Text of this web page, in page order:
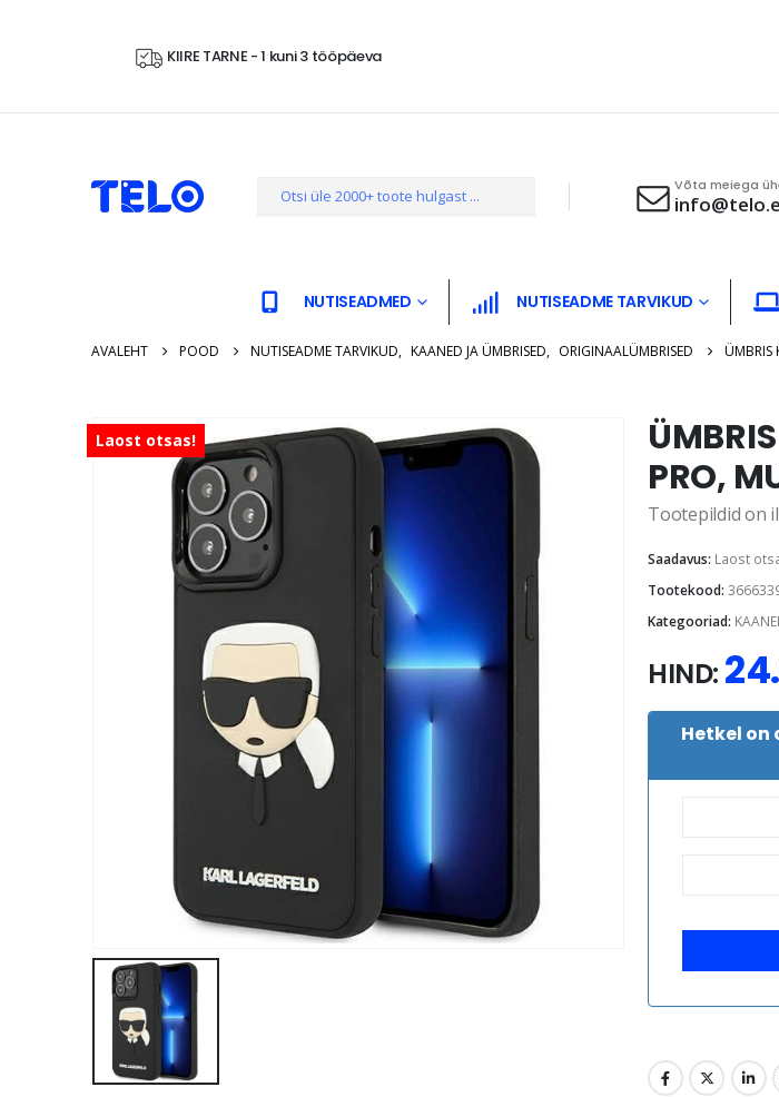
KIIRE TARNE - 1 kuni 3 tööpäeva
Võta meiega
NUTISEADMED NUTISEADME TARVIKUD
AVALEHT POOD NUTISEADME TARVIKUD, KAANED JA ÜMBRISED, ORIGINAALÜMBRISED ÜMBRIS
Laost otsas!
PRO,
Tootepildid on
Saadavus: Laost
Tootekood:
Kategooriad:
HIND:
Hetkel